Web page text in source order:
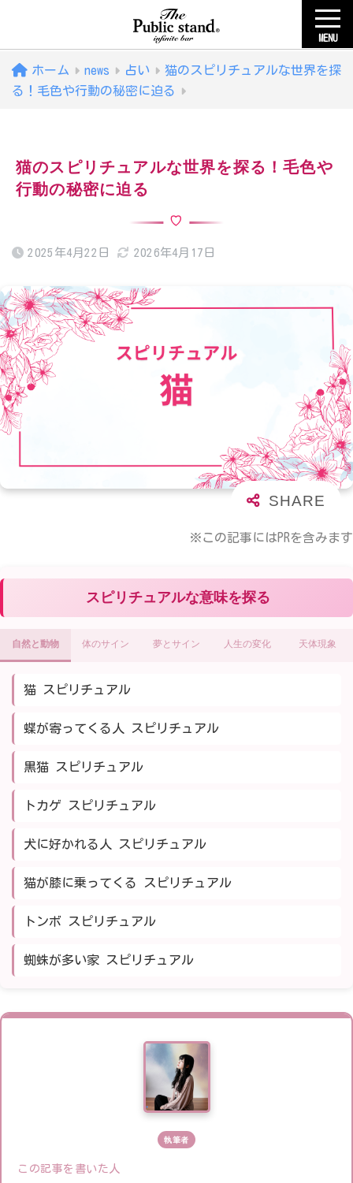
MENU
ホーム news 占い
猫のスピリチュアルな世界を探
る！毛色や行動の秘密に迫る
猫のスピリチュアルな世界を探る！毛色や
行動の秘密に迫る
2025年4月22日 2026年4月17日
※この記事にはPRを含みます
スピリチュアルな意味を探る
自然と動物 体のサイン 夢とサイン 人生の変化 天体現象
猫 スピリチュアル
蝶が寄ってくる人 スピリチュアル
黒猫 スピリチュアル
トカゲ スピリチュアル
犬に好かれる人 スピリチュアル
猫が膝に乗ってくる スピリチュアル
トンボ スピリチュアル
蜘蛛が多い家 スピリチュアル
執筆者
この記事を書いた人